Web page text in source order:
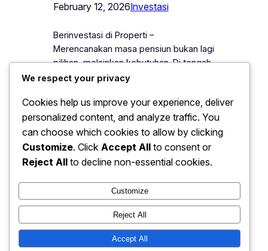
February 12, 2026Investasi
Berinvestasi di Properti –
Merencanakan masa pensiun bukan lagi
pilihan, melainkan kebutuhan. Di tengah
ketidakpastian ekonomi dan naiknya
masyarakat mulai mencari instrumen
investasi yang stabil dan berkelanjutan.
Salah satu pilihan yang dinilai paling
realistis adalah berinvestasi di properti
untuk pensiun. Properti bukan sekadar
jangka panjang…
We respect your privacy
Cookies help us improve your experience, deliver
personalized content, and analyze traffic. You
can choose which cookies to allow by clicking
Customize. Click Accept All to consent or
Reject All to decline non-essential cookies.
Customize
Reject All
Accept All